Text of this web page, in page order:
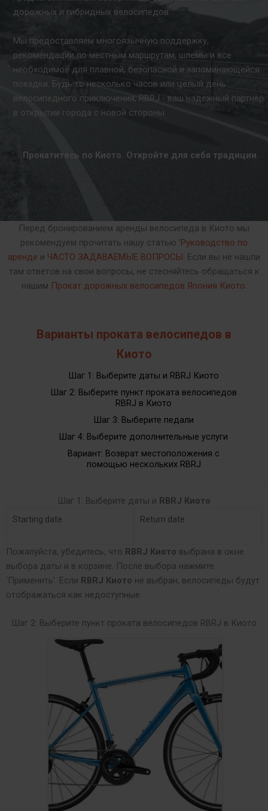
дорожных и гибридных велосипедов.
Мы предоставляем многоязычную поддержку,
рекомендации по местным маршрутам, шлемы и все
необходимое для плавной, безопасной и запоминающейся
поездки. Будь то несколько часов или целый день
велосипедного приключения, RBRJ - ваш надежный партнер
в открытии города с новой стороны.
Прокатитесь по Киото. Откройте для себя традиции.
Перед бронированием аренды велосипеда в Киото мы
рекомендуем прочитать нашу статью ‘Руководство по
аренде и ЧАСТО ЗАДАВАЕМЫЕ ВОПРОСЫ. Если вы не нашли
там ответов на свои вопросы, не стесняйтесь обращаться к
нашим Прокат дорожных велосипедов Япония Киото.
Варианты проката велосипедов в
Киото
Шаг 1: Выберите даты и RBRJ Киото
Шаг 2: Выберите пункт проката велосипедов
RBRJ в Киото
Шаг 3: Выберите педали
Шаг 4: Выберите дополнительные услуги
Вариант: Возврат местоположения с
помощью нескольких RBRJ
Шаг 1: Выберите даты и RBRJ Киото
Starting date Return date
Пожалуйста, убедитесь, что RBRJ Киото выбрана в окне
выбора даты и в корзине. После выбора нажмите
‘Применить’. Если RBRJ Киото не выбран, велосипеды будут
отображаться как недоступные.
Шаг 2: Выберите пункт проката велосипедов RBRJ в Киото